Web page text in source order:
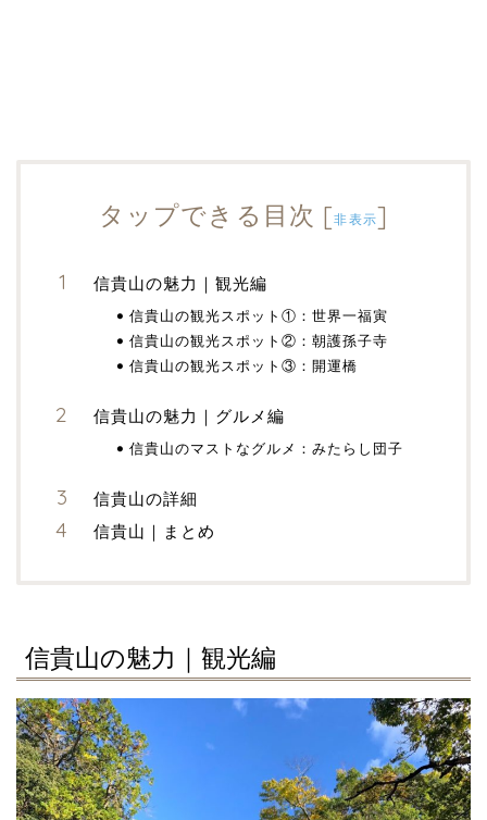
タップできる目次 [非表示]
信貴山の魅力｜観光編
信貴山の観光スポット①：世界一福寅
信貴山の観光スポット②：朝護孫子寺
信貴山の観光スポット③：開運橋
信貴山の魅力｜グルメ編
信貴山のマストなグルメ：みたらし団子
信貴山の詳細
信貴山｜まとめ
信貴山の魅力｜観光編